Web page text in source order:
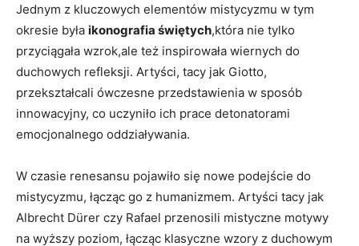
Jednym z kluczowych elementów mistycyzmu w tym
okresie była ikonografia świętych,która nie tylko
przyciągała wzrok,ale też inspirowała wiernych do
duchowych refleksji. Artyści, tacy jak Giotto,
przekształcali ówczesne przedstawienia w sposób
innowacyjny, co uczyniło ich prace detonatorami
emocjonalnego oddziaływania.
W czasie renesansu pojawiło się nowe podejście do
mistycyzmu, łącząc go z humanizmem. Artyści tacy jak
Albrecht Dürer czy Rafael przenosili mistyczne motywy
na wyższy poziom, łącząc klasyczne wzory z duchowym